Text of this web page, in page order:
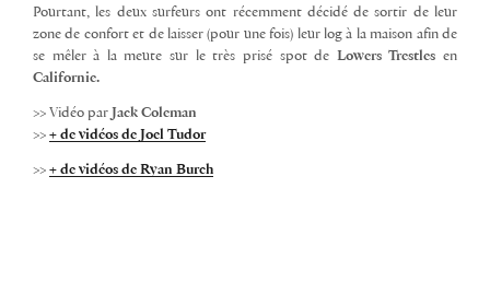
Pourtant, les deux surfeurs ont récemment décidé de sortir de leur
zone de confort et de laisser (pour une fois) leur log à la maison afin de
se mêler à la meute sur le très prisé spot de Lowers Trestles en
Californie.
>> Vidéo par Jack Coleman
>> + de vidéos de Joel Tudor
>> + de vidéos de Ryan Burch